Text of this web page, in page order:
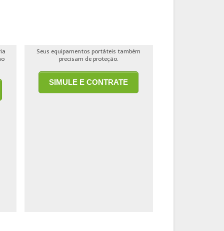
Seus equipamentos portáteis também
precisam de proteção.
SIMULE E CONTRATE